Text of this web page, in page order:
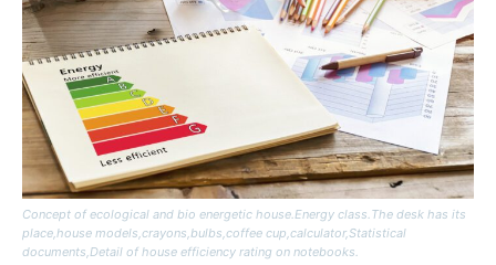
Concept of ecological and bio energetic house.Energy class.The desk has its
place,house models,crayons,bulbs,coffee cup,calculator,Statistical
documents,Detail of house efficiency rating on notebooks.